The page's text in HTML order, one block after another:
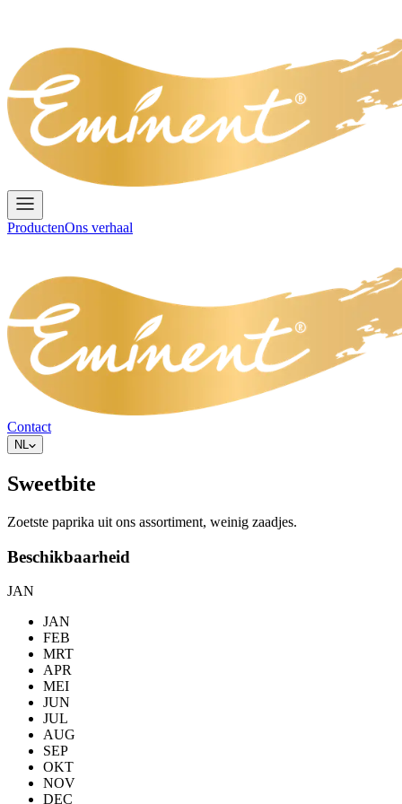
ProductenOns verhaal
Contact
NL
Sweetbite
Zoetste paprika uit ons assortiment, weinig zaadjes.
Beschikbaarheid
JAN
JAN
FEB
MRT
APR
MEI
JUN
JUL
AUG
SEP
OKT
NOV
DEC